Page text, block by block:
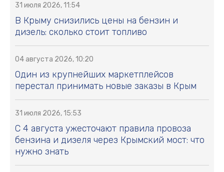
31 июля 2026, 11:54
В Крыму снизились цены на бензин и
дизель: сколько стоит топливо
04 августа 2026, 10:20
Один из крупнейших маркетплейсов
перестал принимать новые заказы в Крым
31 июля 2026, 15:53
С 4 августа ужесточают правила провоза
бензина и дизеля через Крымский мост: что
нужно знать